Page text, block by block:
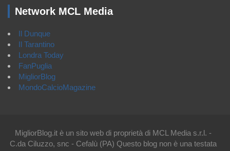
Network MCL Media
Il Dunque
Il Tarantino
Londra Today
FanPuglia
MigliorBlog
MondoCalcioMagazine
MigliorBlog.it è un sito web di proprietà di MCL Media s.r.l. -
C.da Ciluzzo, snc - Cefalù (PA) Questo blog non è una testata